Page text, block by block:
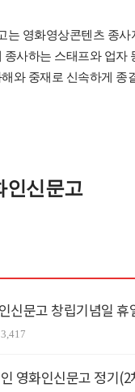
는 영화영상콘텐츠 종
종사하는 스태프와 업
와 중재로 신속하게 종
인신문고
신문고 창립기념일 휴
3,417
영화인신문고 정기